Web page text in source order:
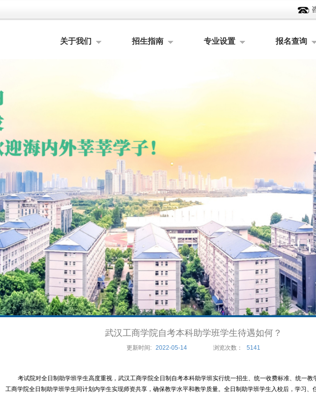
关于我们 招生指南 专业设置 报名查询
武汉工商学院自考本科助学班学生待遇如何？
更新时间: 2022-05-14 浏览次数： 5141
考试院对全日制助学班学生高度重视，武汉工商学院全日制自考本科助学班实行统一招生、统一收费标准、统一教
工商学院全日制助学班学生同计划内学生实现师资共享，确保教学水平和教学质量。全日制助学班学生入校后，学习、